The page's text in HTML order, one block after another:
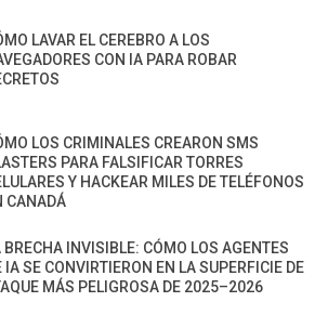
LAVAR EL CEREBRO A LOS
CON IA PARA ROBAR
LOS CRIMINALES CREARON SMS
PARA FALSIFICAR TORRES
Y HACKEAR MILES DE TELÉFONOS
CANADÁ
BRECHA INVISIBLE: CÓMO LOS AGENTES
IA SE CONVIRTIERON EN LA SUPERFICIE DE
MÁS PELIGROSA DE 2025–2026